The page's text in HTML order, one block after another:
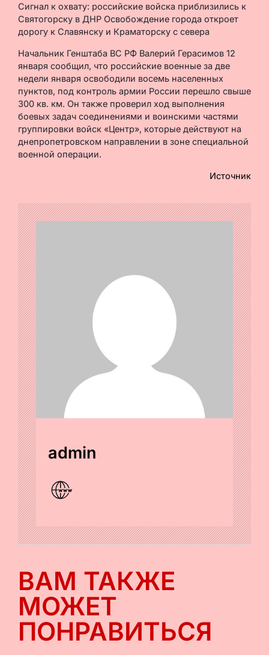
Сигнал к охвату: российские войска приблизились к
Святогорску в ДНР Освобождение города откроет
дорогу к Славянску и Краматорску с севера
Начальник Генштаба ВС РФ Валерий Герасимов 12
января сообщил, что российские военные за две
недели января освободили восемь населенных
пунктов, под контроль армии России перешло свыше
300 кв. км. Он также проверил ход выполнения
боевых задач соединениями и воинскими частями
группировки войск «Центр», которые действуют на
днепропетровском направлении в зоне специальной
военной операции.
Источник
admin
ВАМ ТАКЖЕ
МОЖЕТ
ПОНРАВИТЬСЯ